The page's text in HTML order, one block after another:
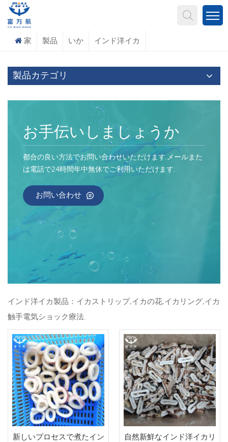
家 製品 いか インド洋イカ
製品カテゴリ
お手伝いしましょうか
都合の良い方法でお問い合わせいただけます.メールまた
は電話で24時間年中無休でご利用いただけます.
お問い合わせ
インド洋イカ製品：イカストリップ,イカの花,イカリング,イカ
触手電気ショック療法.
新しいプロセスで煮たイン
自然新鮮なインド洋イカリ